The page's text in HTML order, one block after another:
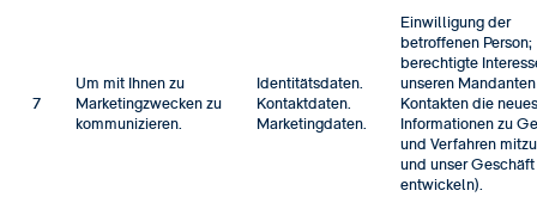
7
Um mit Ihnen zu
Marketingzwecken zu
kommunizieren.
Identitätsdaten.
Kontaktdaten.
Marketingdaten.
Einwilligung der
betroffenen Person;
berechtigte
unseren
Kontakten die
Informationen zu
und Verfahren
und unser Geschäft
entwickeln).